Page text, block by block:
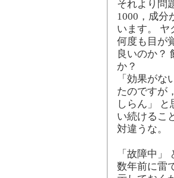
それより問
1000，成分
います。 ヤ
何度も目が
良いのか？
か？
「効果が
たのですが
しらん」
い続けるこ
対違うな。
「故障中
数年前に雷